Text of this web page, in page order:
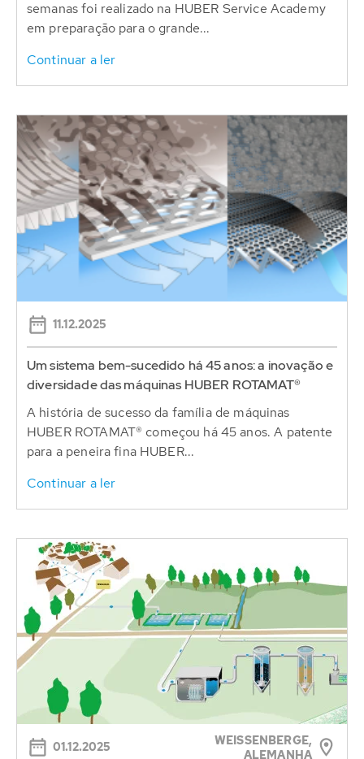
semanas foi realizado na HUBER Service Academy
em preparação para o grande...
Continuar a ler
11.12.2025
Um sistema bem-sucedido há 45 anos: a inovação e
diversidade das máquinas HUBER ROTAMAT®
A história de sucesso da família de máquinas
HUBER ROTAMAT® começou há 45 anos. A patente
para a peneira fina HUBER...
Continuar a ler
01.12.2025
WEISSENBERGE,
ALEMANHA